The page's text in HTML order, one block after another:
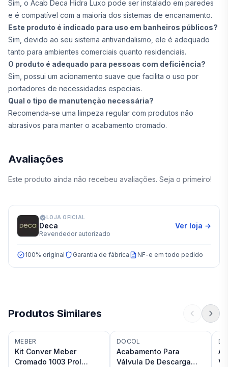
Sim, o Acab Deca Hidra Luxo pode ser instalado em paredes
e é compatível com a maioria dos sistemas de encanamento.
Este produto é indicado para uso em banheiros públicos?
Sim, devido ao seu sistema antivandalismo, ele é adequado
tanto para ambientes comerciais quanto residenciais.
O produto é adequado para pessoas com deficiência?
Sim, possui um acionamento suave que facilita o uso por
portadores de necessidades especiais.
Qual o tipo de manutenção necessária?
Recomenda-se uma limpeza regular com produtos não
abrasivos para manter o acabamento cromado.
Avaliações
Este produto ainda não recebeu avaliações. Seja o primeiro!
LOJA OFICIAL
Deca
Revendedor autorizado
Ver loja →
100% original Garantia de fábrica NF-e em todo pedido
Produtos Similares
MEBER
Kit Conver Meber
Cromado 1003 Prol
DOCOL
Acabamento Para
Válvula De Descarga